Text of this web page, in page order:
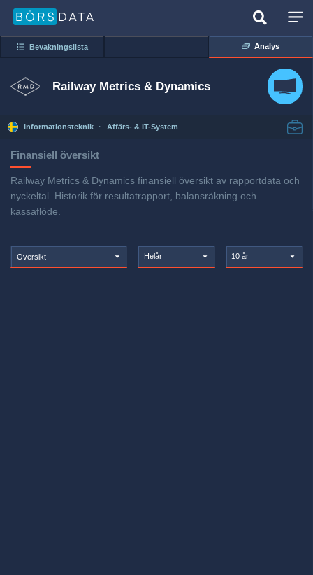
Bevakningslista Analys
Railway Metrics & Dynamics
Informationsteknik · Affärs- & IT-System
Finansiell översikt
Railway Metrics & Dynamics finansiell översikt av rapportdata och
nyckeltal. Historik för resultatrapport, balansräkning och
kassaflöde.
Översikt Helår 10 år